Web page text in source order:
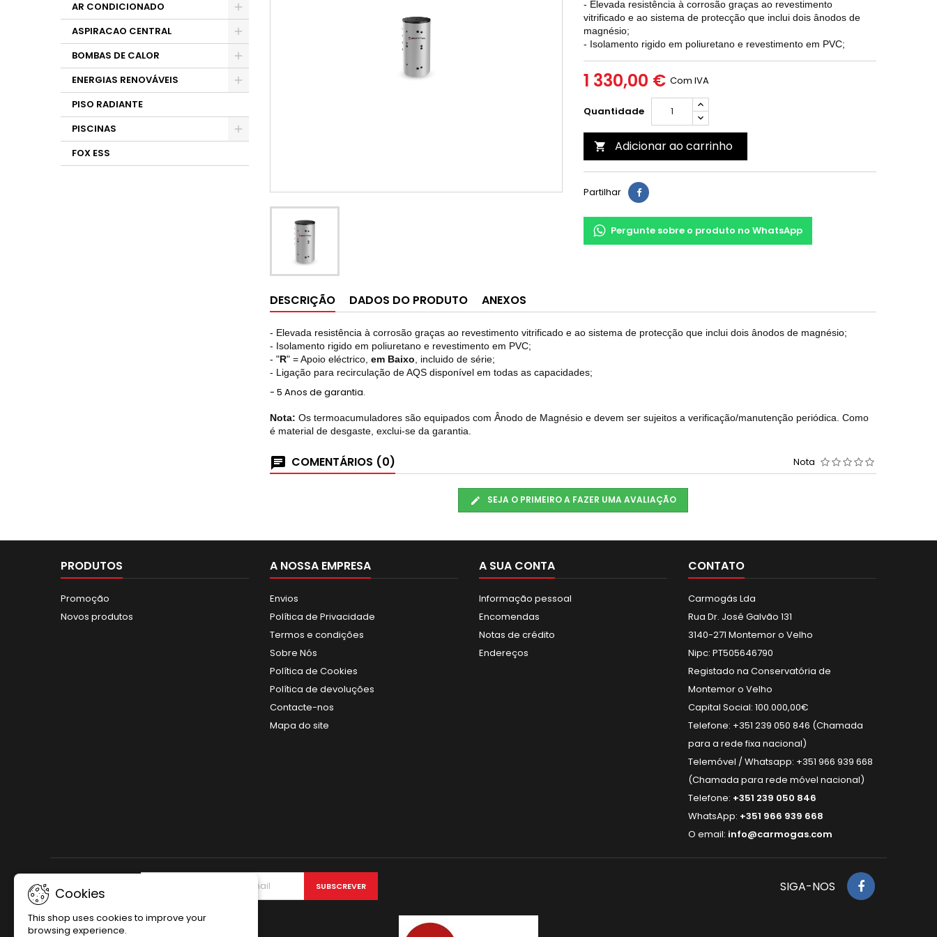
AR CONDICIONADO
ASPIRACAO CENTRAL
BOMBAS DE CALOR
ENERGIAS RENOVÁVEIS
PISO RADIANTE
PISCINAS
FOX ESS
- Elevada resistência à corrosão graças ao revestimento
vitrificado e ao sistema de protecção que inclui dois ânodos de
magnésio;
- Isolamento rigido em poliuretano e revestimento em PVC;
1 330,00 € Com IVA
Quantidade
 Adicionar ao carrinho
Partilhar
Pergunte sobre o produto no WhatsApp
DESCRIÇÃO DADOS DO PRODUTO ANEXOS
- Elevada resistência à corrosão graças ao revestimento vitrificado e ao sistema de protecção que inclui dois ânodos de magnésio;
- Isolamento rigido em poliuretano e revestimento em PVC;
- "R" = Apoio eléctrico, em Baixo , incluido de série;
- Ligação para recirculação de AQS disponível em todas as capacidades;
- 5 Anos de garantia.
Nota: Os termoacumuladores são equipados com Ânodo de Magnésio e devem ser sujeitos a verificação/manutenção periódica. Como
é material de desgaste, exclui-se da garantia.
COMENTÁRIOS (0) Nota
SEJA O PRIMEIRO A FAZER UMA AVALIAÇÃO
PRODUTOS
Promoção
Novos produtos
A NOSSA EMPRESA
Envios
Política de Privacidade
Termos e condições
Sobre Nós
Política de Cookies
Política de devoluções
Contacte-nos
Mapa do site
A SUA CONTA
Informação pessoal
Encomendas
Notas de crédito
Endereços
CONTATO
Carmogás Lda
Rua Dr. José Galvão 131
3140-271 Montemor o Velho
Nipc: PT505646790
Registado na Conservatória de
Montemor o Velho
Capital Social: 100.000,00€
Telefone: +351 239 050 846 (Chamada
para a rede fixa nacional)
Telemóvel / Whatsapp: +351 966 939 668
(Chamada para rede móvel nacional)
Telefone: +351 239 050 846
WhatsApp: +351 966 939 668
O email: info@carmogas.com
Cookies
This shop uses cookies to improve your
browsing experience.
NEWSLETTER SIGA-NOS